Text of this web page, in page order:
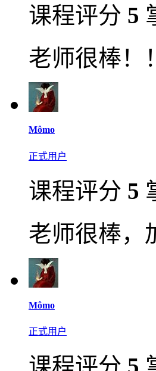
课程评分 5
老师很棒！
Mômo
正式用户
课程评分 5
老师很棒，
Mômo
正式用户